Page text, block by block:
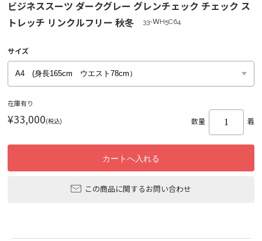
ビジネススーツ ダークグレー グレンチェック チェック ス
トレッチ リンクルフリー 秋冬
33-ＷH5C64
サイズ
在庫有り
¥33,000(税込) 数量 着
この商品に関するお問い合わせ